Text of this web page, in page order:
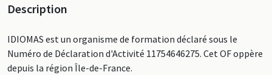
Description
IDIOMAS est un organisme de formation déclaré sous le
Numéro de Déclaration d'Activité 11754646275. Cet OF oppère
depuis la région Île-de-France.